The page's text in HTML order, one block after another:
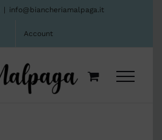
info@biancheriamalpaga.it
Account